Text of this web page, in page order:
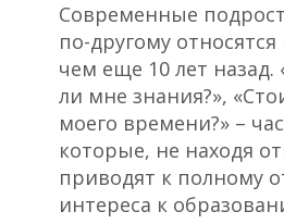
Современные
по-другому
чем еще 10 лет назад.
ли мне знания?»,
моего времени?» –
которые, не находя
приводят к полному
интереса к